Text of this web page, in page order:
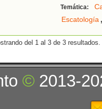
Temática:
Escatología
del 1 al 3 de 3 resultados.
© 2013-